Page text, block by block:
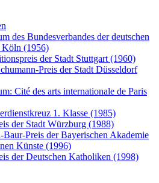
des Bundesverbandes der deutschen
Köln (1956)
der Stadt Stuttgart (1960)
Preis der Stadt Düsseldorf
Cité des arts internationale de Paris
1. Klasse (1985)
der Stadt Würzburg (1988)
Baur-Preis der Bayerischen Akademie
Künste (1996)
der Deutschen Katholiken (1998)